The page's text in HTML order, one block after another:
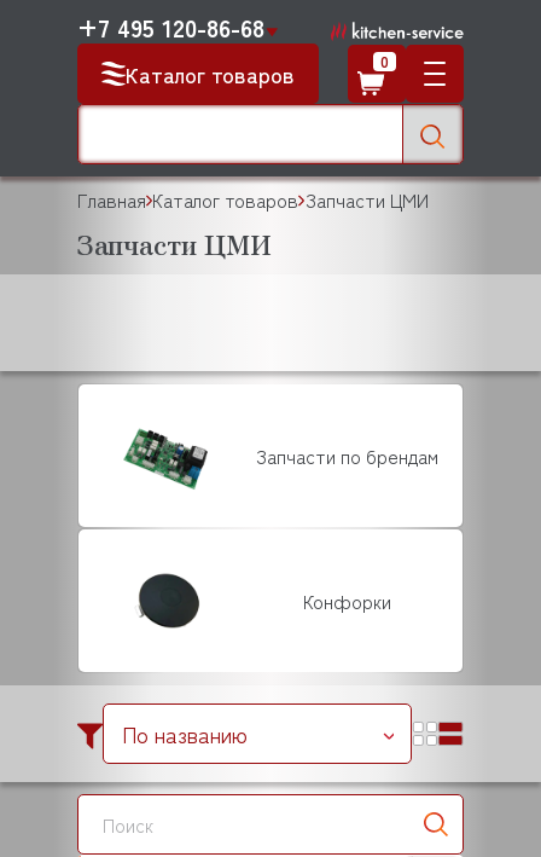
Каталог товаров
+7 495 120-86-68
0
Главная Каталог товаров Запчасти ЦМИ
Запчасти ЦМИ
Запчасти по брендам
Конфорки
По названию